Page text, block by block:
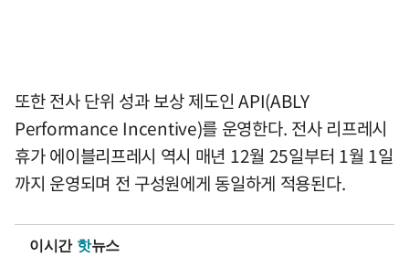
또한 전사 단위 성과 보상 제도인 API(ABLY
Performance Incentive)를 운영한다. 전사 리프레시
휴가 에이블리프레시 역시 매년 12월 25일부터 1월 1일
까지 운영되며 전 구성원에게 동일하게 적용된다.
이시간 핫뉴스